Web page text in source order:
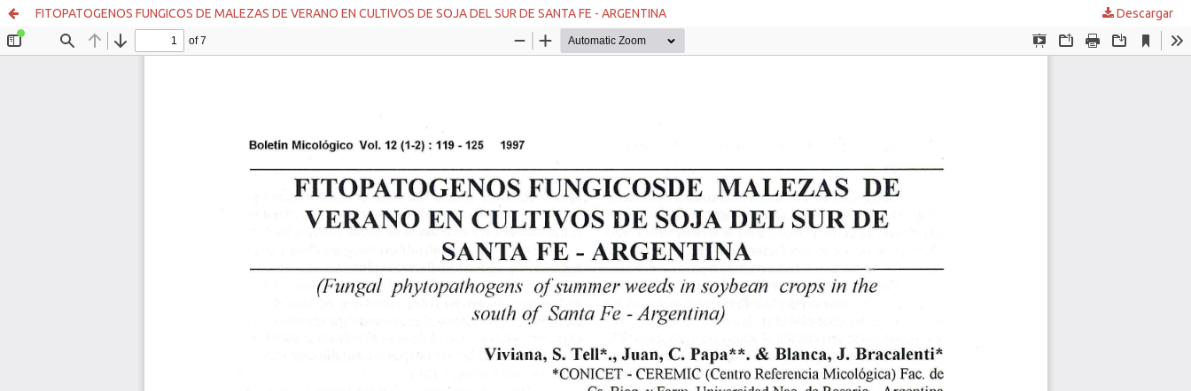
FITOPATOGENOS FUNGICOS DE MALEZAS DE VERANO EN CULTIVOS DE SOJA DEL SUR DE SANTA FE - ARGENTINA Descargar